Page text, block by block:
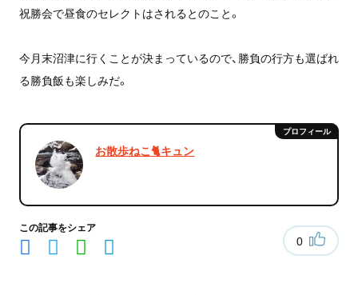
祝勝会で昼食のセレクトはされるとのこと。
今月末沼津に行くことが決まっているので、勝負の行方も選ばれ
る勝負飯も楽しみだ。
お散歩ねこ🐈キュン
この記事をシェア
0